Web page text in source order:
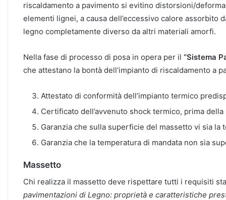
riscaldamento a pavimento si evitino distorsioni/
elementi lignei, a causa dell’eccessivo calore
legno completamente diverso da altri materiali amorfi.
Nella fase di processo di posa in opera per il “Sistema
che attestano la bontà dell’impianto di riscaldamento a
Attestato di conformità dell’impianto termico
Certificato dell’avvenuto shock termico, prima
Garanzia che sulla superficie del massetto vi sia la
Garanzia che la temperatura di mandata non sia
Massetto
Chi realizza il massetto deve rispettare tutti i requisiti
pavimentazioni di Legno: proprietà e caratteristiche